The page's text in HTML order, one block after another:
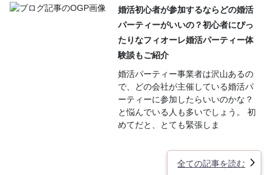
婚活初心者が参加するならどの婚活
パーティーがいいの？初心者にぴっ
たりなフィオーレ婚活パーティー体
験談もご紹介
婚活パーティー事業者は沢山あるの
で、どの会社が主催している婚活パ
ーティーに参加したらいいのかな？
と悩んでいる人も多いでしょう。 初
めてだと、とても緊張しま
全ての記事を読む